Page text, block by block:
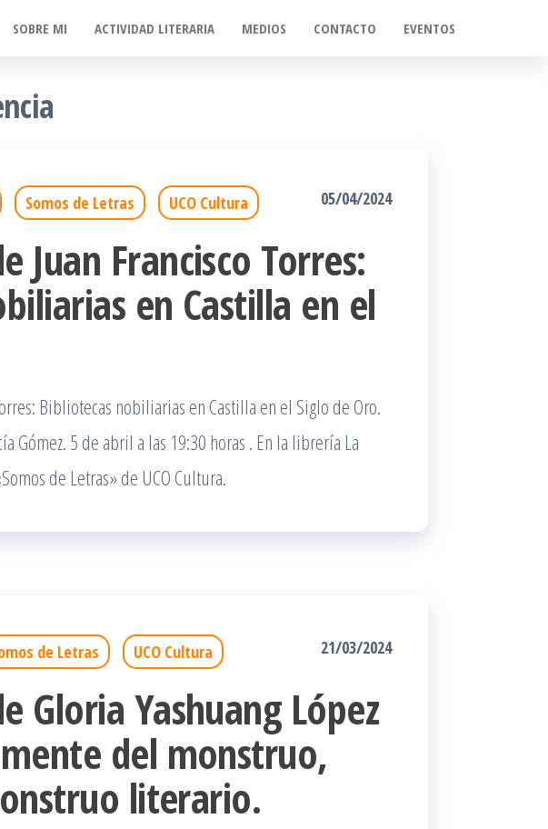
SOBRE MI ACTIVIDAD LITERARIA MEDIOS CONTACTO EVENTOS
Somos de Letras UCO Cultura 05/04/2024
Juan Francisco Torres:
en Castilla en el
Bibliotecas nobiliarias en Castilla en el Siglo de Oro.
Gómez. 5 de abril a las 19:30 horas . En la librería La
de Letras» de UCO Cultura.
de Letras UCO Cultura 21/03/2024
Gloria Yashuang López
del monstruo,
literario.